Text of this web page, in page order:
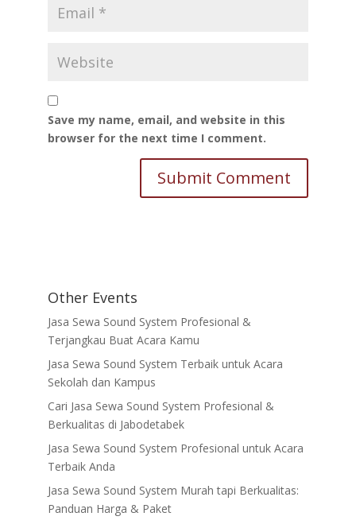
Save my name, email, and website in this
browser for the next time I comment.
Other Events
Jasa Sewa Sound System Profesional &
Terjangkau Buat Acara Kamu
Jasa Sewa Sound System Terbaik untuk Acara
Sekolah dan Kampus
Cari Jasa Sewa Sound System Profesional &
Berkualitas di Jabodetabek
Jasa Sewa Sound System Profesional untuk Acara
Terbaik Anda
Jasa Sewa Sound System Murah tapi Berkualitas:
Panduan Harga & Paket